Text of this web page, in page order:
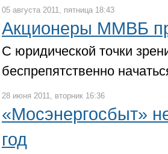
05 августа 2011, пятница 18:43
Акционеры ММВБ
С юридической точки
беспрепятственно
28 июня 2011, вторник 16:36
«Мосэнергосбыт»
год